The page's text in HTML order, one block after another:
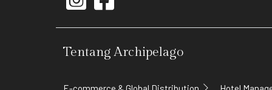
Tentang Archipelago